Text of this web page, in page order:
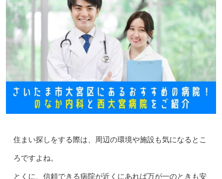
住まい探しをする際は、周辺の環境や施設も気になるとこ
ろですよね。
とくに、信頼できる病院が近くにあれば万が一のときも安